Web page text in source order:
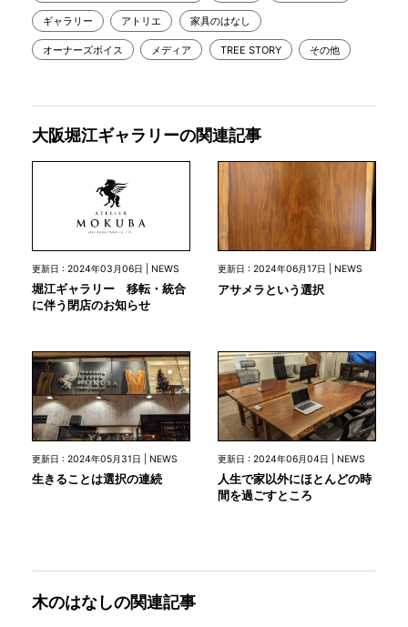
ギャラリー アトリエ 家具のはなし
オーナーズボイス メディア TREE STORY その他
大阪堀江ギャラリーの関連記事
更新日 : 2024年03月06日 | NEWS
堀江ギャラリー 移転・統合
に伴う閉店のお知らせ
更新日 : 2024年06月17日 | NEWS
アサメラという選択
更新日 : 2024年05月31日 | NEWS
生きることは選択の連続
更新日 : 2024年06月04日 | NEWS
人生で家以外にほとんどの時
間を過ごすところ
木のはなしの関連記事